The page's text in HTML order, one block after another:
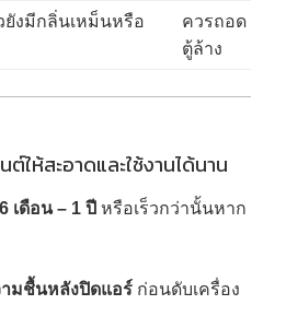
ยังมีกลิ่นเหม็นหรือ
ควรถอด
ตู้ล้าง
ให้สะอาดและใช้งานได้นาน
เดือน – 1 ปี หรือเร็วกว่านั้นหาก
มชื้นหลังปิดแอร์ ก่อนดับเครื่อง